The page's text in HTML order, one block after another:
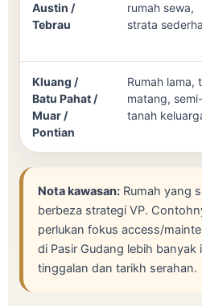
Austin /
Tebrau
rumah sewa,
strata
Kluang /
Batu Pahat /
Muar /
Pontian
Rumah lama,
matang,
tanah
Nota kawasan: Rumah yang
berbeza strategi VP.
perlukan fokus access/
di Pasir Gudang lebih banyak
tinggalan dan tarikh serahan.